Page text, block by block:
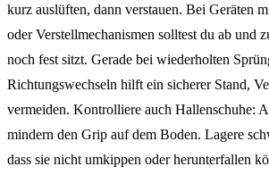
kurz auslüften, dann verstauen. Bei Geräten
oder Verstellmechanismen solltest du ab und
noch fest sitzt. Gerade bei wiederholten
Richtungswechseln hilft ein sicherer Stand,
vermeiden. Kontrolliere auch Hallenschuhe:
mindern den Grip auf dem Boden. Lagere
dass sie nicht umkippen oder herunterfallen